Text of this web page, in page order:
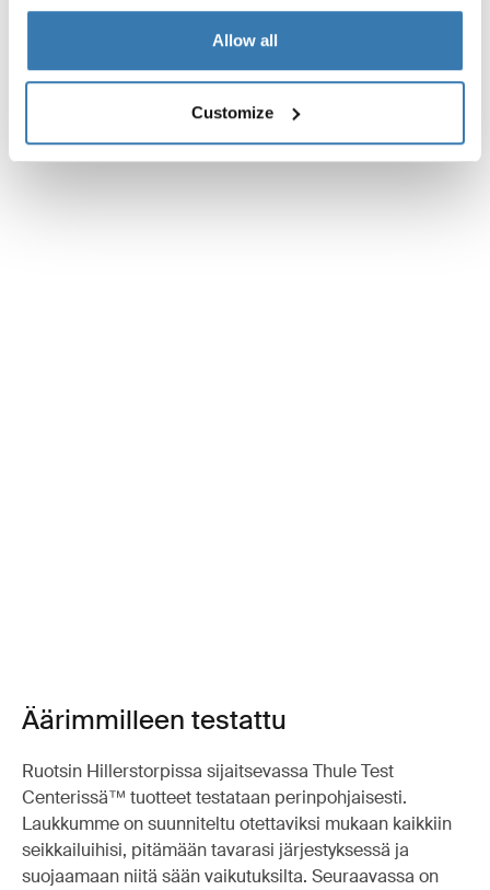
Allow all
Customize
Äärimmilleen testattu
Ruotsin Hillerstorpissa sijaitsevassa Thule Test
Centerissä™ tuotteet testataan perinpohjaisesti.
Laukkumme on suunniteltu otettaviksi mukaan kaikkiin
seikkailuihisi, pitämään tavarasi järjestyksessä ja
suojaamaan niitä sään vaikutuksilta. Seuraavassa on